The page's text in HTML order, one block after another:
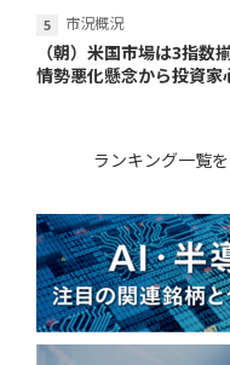
市況概況
（朝）米国市場は3指
情勢悪化懸念から投資家
ランキング一覧